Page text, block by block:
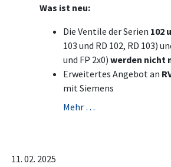
Was ist neu:
Die Ventile der Serien 102
103 und RD 102, RD 103)
und FP 2x0) werden nicht
Erweitertes Angebot an
mit Siemens
Mehr …
11. 02. 2025